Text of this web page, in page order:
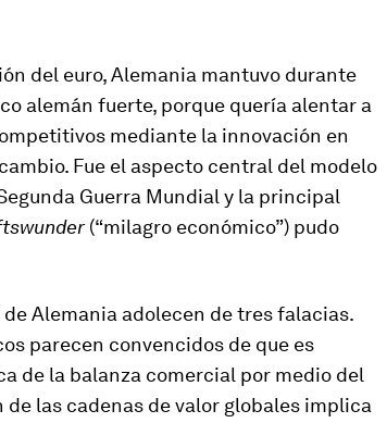
del euro, Alemania mantuvo durante
alemán fuerte, porque quería alentar a
mediante la innovación en
Fue el aspecto central del modelo
Guerra Mundial y la principal
(“milagro económico”) pudo
Alemania adolecen de tres falacias.
parecen convencidos de que es
de la balanza comercial por medio del
las cadenas de valor globales implica